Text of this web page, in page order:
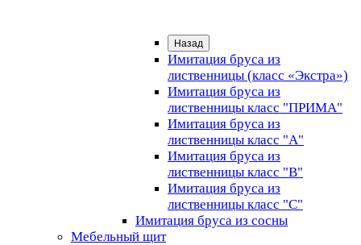
Назад
Имитация бруса из
лиственницы (класс «Экстра»)
Имитация бруса из
лиственницы класс "ПРИМА"
Имитация бруса из
лиственницы класс "А"
Имитация бруса из
лиственницы класс "B"
Имитация бруса из
лиственницы класс "C"
Имитация бруса из сосны
Мебельный щит